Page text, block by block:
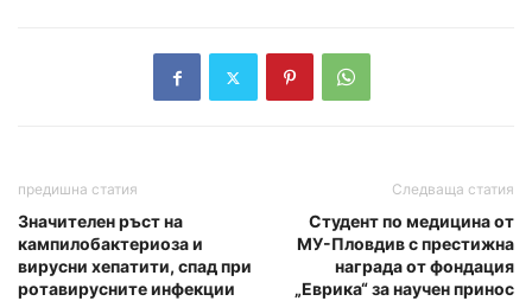
предишна статия
Значителен ръст на
кампилобактериоза и
вирусни хепатити, спад при
ротавирусните инфекции
Следваща статия
Студент по медицина от
МУ-Пловдив с престижна
награда от фондация
„Еврика“ за научен принос